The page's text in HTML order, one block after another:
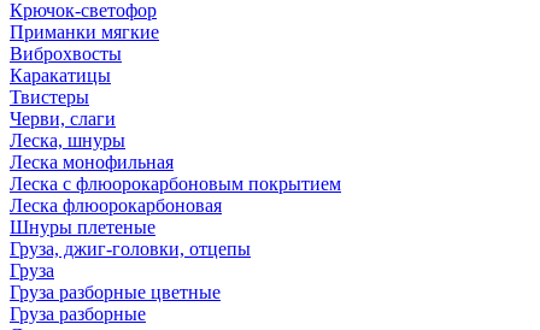
Крючок-светофор
Приманки мягкие
Виброхвосты
Каракатицы
Твистеры
Черви, слаги
Леска, шнуры
Леска монофильная
Леска с флюорокарбоновым покрытием
Леска флюорокарбоновая
Шнуры плетеные
Груза, джиг-головки, отцепы
Груза
Груза разборные цветные
Груза разборные